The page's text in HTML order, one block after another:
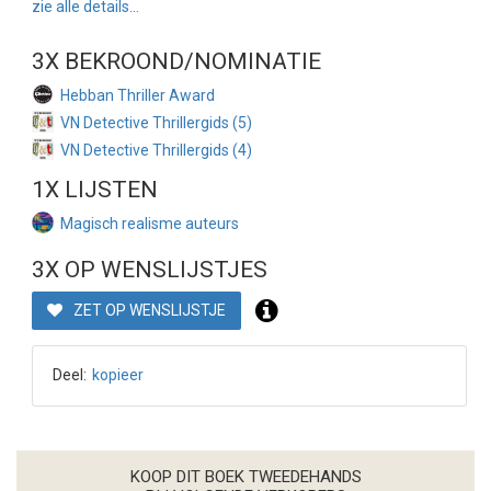
zie alle details...
3X BEKROOND/NOMINATIE
Hebban Thriller Award
VN Detective Thrillergids (5)
VN Detective Thrillergids (4)
1X LIJSTEN
Magisch realisme auteurs
3X OP WENSLIJSTJES
ZET OP WENSLIJSTJE
Deel: kopieer
KOOP DIT BOEK TWEEDEHANDS